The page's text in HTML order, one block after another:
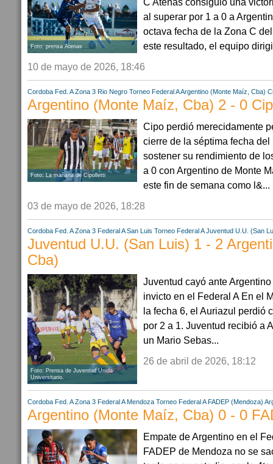
Foto: prensa Atenas
al superar por 1 a 0 a
octava fecha de la Zona C
este resultado, el equipo
10 de mayo de 2026, 18:46
Cordoba Fed. A Zona 3 Rio Negro Torneo Federal AArgentino (Monte Maíz, Cba)
Argentino (Monte Maíz, Cba) 2 - 0
Foto: La mañana de Cipolletti
Cipo perdió merecidamente
cierre de la séptima fecha
sostener su rendimiento de
a 0 con Argentino de Monte
este fin de semana como l&...
03 de mayo de 2026, 18:28
Cordoba Fed. A Zona 3 Federal A San Luis Torneo Federal A Juventud U.U. (San
Juventud U.U. (San Luis) 1 - 2
Cba)
Foto: Prensa de Juventud Unida
Universitario.
Juventud cayó ante
invicto en el Federal A En el
la fecha 6, el Auriazul perdió
por 2 a 1. Juventud recibió a
un Mario Sebas...
26 de abril de 2026, 18:12
Cordoba Fed. A Zona 3 Federal A Mendoza Torneo Federal A FADEP (Mendoza)
Argentino (Monte Maíz, Cba) 0 - 0
Empate de Argentino en el
FADEP de Mendoza no se